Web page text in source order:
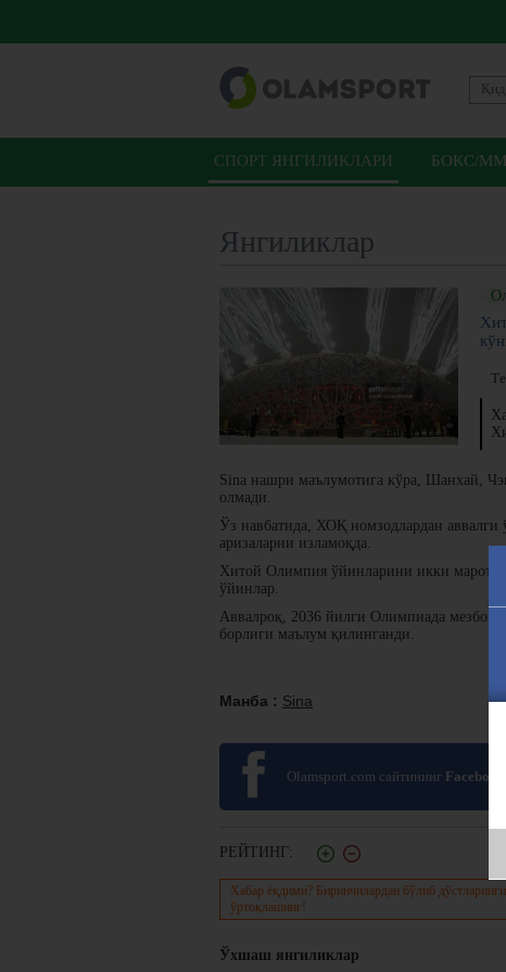
СПОРТ ЯНГИЛИКЛАРИ БОКС/
Янгиликлар
Sina нашри маълумотига кўра, Шанхай,
олмади.
Ўз навбатида, ХОҚ номзодлардан
аризаларни изламоқда.
Хитой Олимпия ўйинларини икки
ўйинлар.
Аввалроқ, 2036 йилги Олимпиада
борлиги маълум қилинганди.
Манба : Sina
Olamsport.com сайтининг Facebook
РЕЙТИНГ:
Хабар ёқдими? Биринчилардан бўлиб
ўртоқлашинг!
Ўхшаш янгиликлар